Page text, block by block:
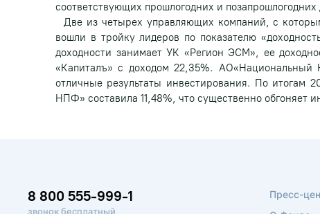
соответствующих прошлогодних и
Две из четырех управляющих компаний, с
вошли в тройку лидеров по показателю
доходности занимает УК «Регион ЭСМ», ее
«Капиталъ» с доходом 22,35%.
отличные результаты инвестирования. По итогам
НПФ» составила 11,48%, что существенно обгоняет
8 800 555-999-1
звонок бесплатный
Пресс-